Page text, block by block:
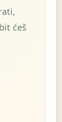
ćeš